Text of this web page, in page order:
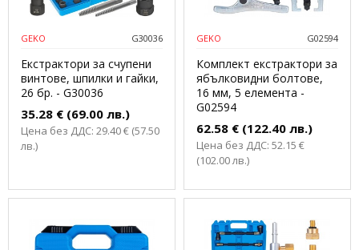
GEKO G30036
Екстрактори за счупени
винтове, шпилки и гайки,
26 бр. - G30036
35.28 € (69.00 лв.)
Цена без ДДС: 29.40 € (57.50
лв.)
GEKO G02594
Комплект екстрактори за
ябълковидни болтове,
16 мм, 5 елемента -
G02594
62.58 € (122.40 лв.)
Цена без ДДС: 52.15 €
(102.00 лв.)